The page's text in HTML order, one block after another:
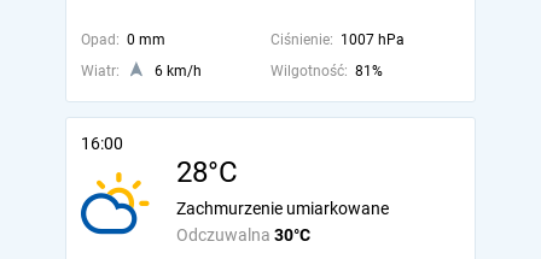
Opad: 0 mm Ciśnienie: 1007 hPa
Wiatr:
6 km/h Wilgotność: 81%
16:00
28°C
Odczuwalna 30°C
Zachmurzenie umiarkowane